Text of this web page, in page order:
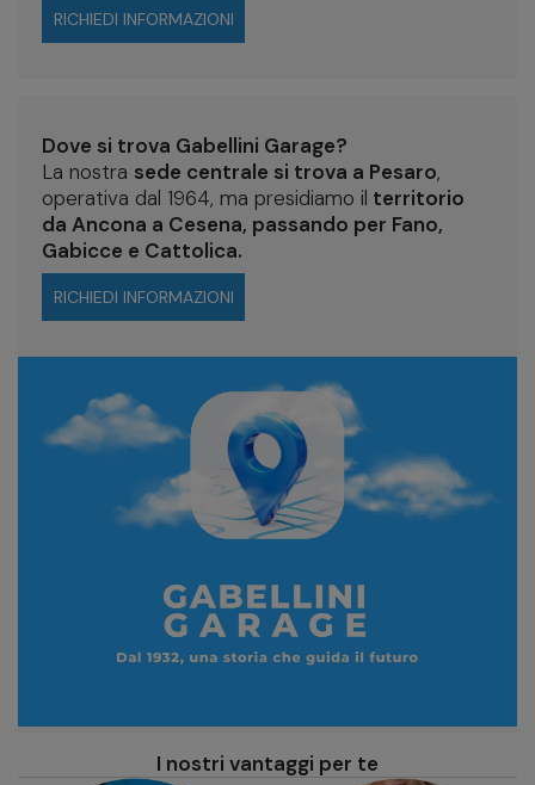
RICHIEDI INFORMAZIONI
Dove si trova Gabellini Garage?
La nostra sede centrale si trova a Pesaro,
operativa dal 1964, ma presidiamo il territorio
da Ancona a Cesena, passando per Fano,
Gabicce e Cattolica.
RICHIEDI INFORMAZIONI
I nostri vantaggi per te